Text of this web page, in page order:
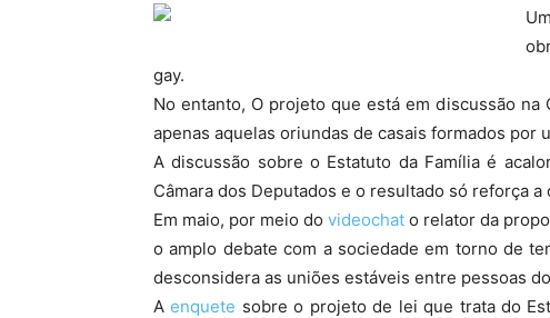
gay.
No entanto, O projeto que está em discussão
apenas aquelas oriundas de casais formados por
A discussão sobre o Estatuto da Família é
Câmara dos Deputados e o resultado só reforça
Em maio, por meio do videochat o relator da
o amplo debate com a sociedade em torno de
desconsidera as uniões estáveis entre pessoas
Aenquete sobre o projeto de lei que trata do